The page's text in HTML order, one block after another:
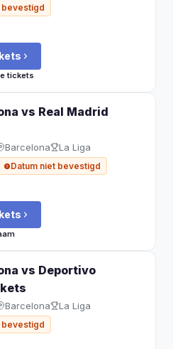
bevestigd
tickets
vs Real Madrid
Barcelona La Liga
Datum niet bevestigd
vs Deportivo
Barcelona La Liga
bevestigd